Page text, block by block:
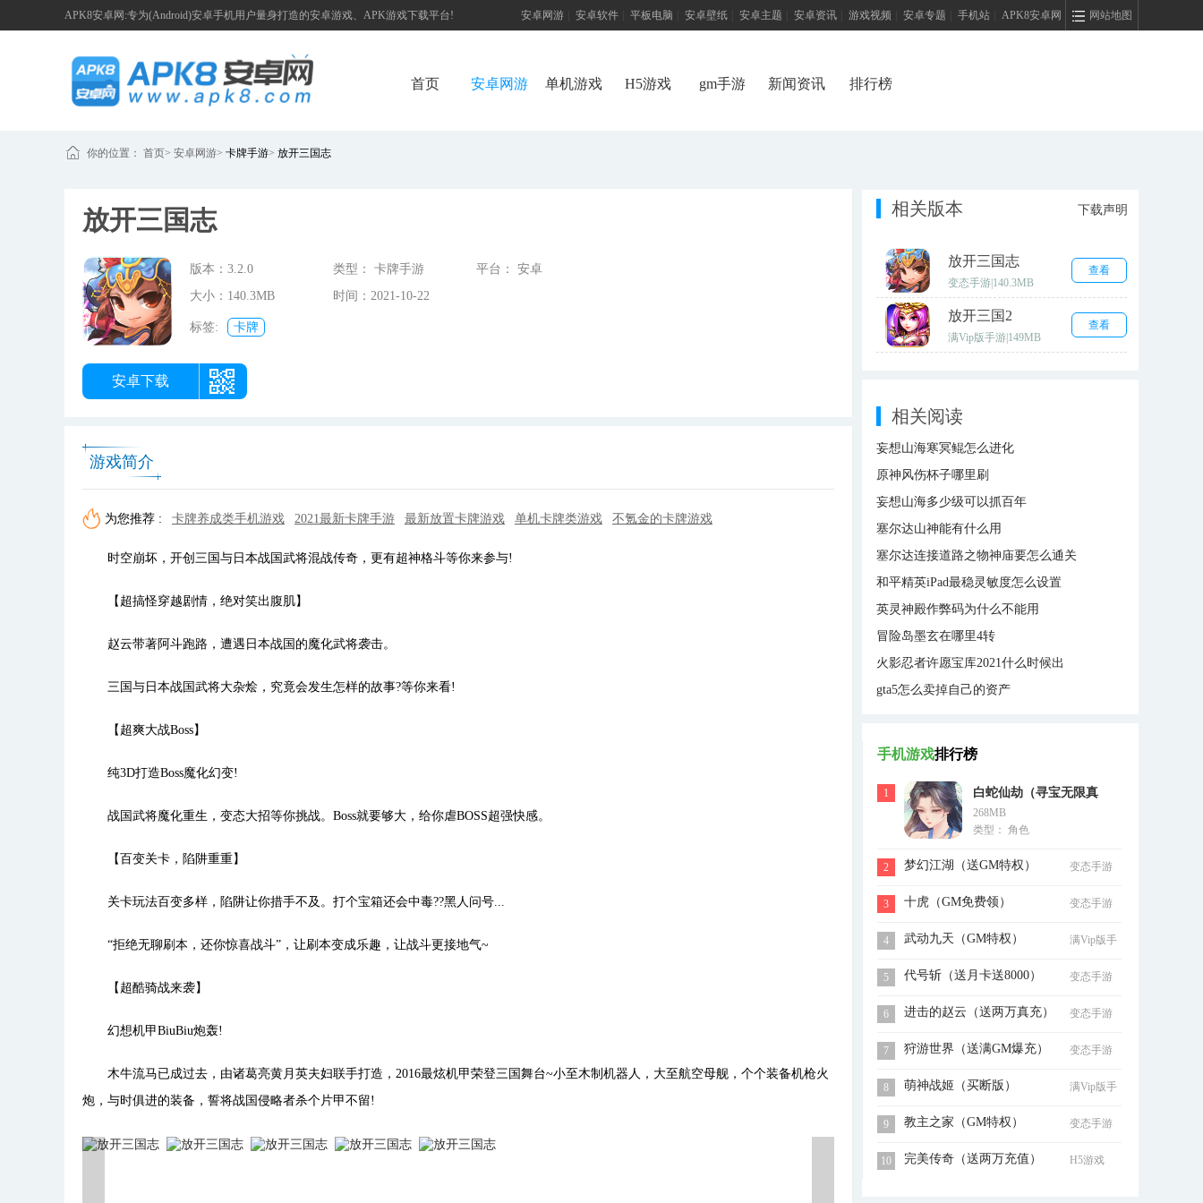
APK8安卓网:专为(Android)安卓手机用户量身打造的安卓游戏、APK游戏下载平台! 网站地图
安卓网游 安卓软件 平板电脑 安卓壁纸 安卓主题 安卓资讯 游戏视频 安卓专题 手机站 APK8安卓网
首页 安卓网游 单机游戏 H5游戏 gm手游 新闻资讯 排行榜
你的位置： 首页> 安卓网游> 卡牌手游> 放开三国志
放开三国志
版本：3.2.0 类型： 卡牌手游
平台： 安卓
大小：140.3MB
时间：2021-10-22
标签: 卡牌
安卓下载
游戏简介
为您推荐 : 卡牌养成类手机游戏 2021最新卡牌手游 最新放置卡牌游戏 单机卡牌类游戏 不氪金的卡牌游戏
时空崩坏，开创三国与日本战国武将混战传奇，更有超神格斗等你来参与!
【超搞怪穿越剧情，绝对笑出腹肌】
赵云带著阿斗跑路，遭遇日本战国的魔化武将袭击。
三国与日本战国武将大杂烩，究竟会发生怎样的故事?等你来看!
【超爽大战Boss】
纯3D打造Boss魔化幻变!
战国武将魔化重生，变态大招等你挑战。Boss就要够大，给你虐BOSS超强快感。
【百变关卡，陷阱重重】
关卡玩法百变多样，陷阱让你措手不及。打个宝箱还会中毒??黑人问号...
“拒绝无聊刷本，还你惊喜战斗”，让刷本变成乐趣，让战斗更接地气~
【超酷骑战来袭】
幻想机甲BiuBiu炮轰!
木牛流马已成过去，由诸葛亮黄月英夫妇联手打造，2016最炫机甲荣登三国舞台~小至木制机器人，大至航空母舰，个个装备机枪火
炮，与时俱进的装备，誓将战国侵略者杀个片甲不留!
相关版本 下载声明
放开三国志
变态手游 140.3MB
查看
放开三国2
满Vip版手游 149MB
查看
相关阅读
妄想山海寒冥鲲怎么进化
原神风伤杯子哪里刷
妄想山海多少级可以抓百年
塞尔达山神能有什么用
塞尔达连接道路之物神庙要怎么通关
和平精英iPad最稳灵敏度怎么设置
英灵神殿作弊码为什么不能用
冒险岛墨玄在哪里4转
火影忍者许愿宝库2021什么时候出
gta5怎么卖掉自己的资产
手机游戏排行榜
1
白蛇仙劫（寻宝无限真
充）
268MB
类型： 角色
2 梦幻江湖（送GM特权） 变态手游
3 十虎（GM免费领） 变态手游
4 武动九天（GM特权）
满Vip版手
5
代号斩（送月卡送8000） 变态手游
6 进击的赵云（送两万真充） 变态手游
7 狩游世界（送满GM爆充） 变态手游
8 萌神战姬（买断版）
满Vip版手
9
教主之家（GM特权） 变态手游
10 完美传奇（送两万充值） H5游戏